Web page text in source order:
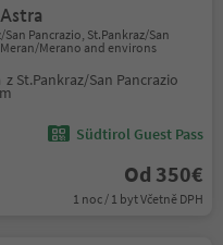
San Pancrazio, St.Pankraz/San
Merano and environs
z St.Pankraz/San Pancrazio
Südtirol Guest Pass
Od 350€
1 noc / 1 byt Včetně DPH